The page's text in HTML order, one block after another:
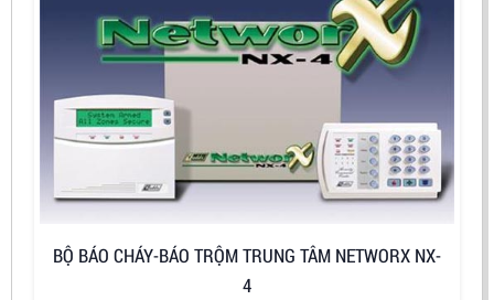
BỘ BÁO CHÁY-BÁO TRỘM TRUNG TÂM NETWORX NX-
4